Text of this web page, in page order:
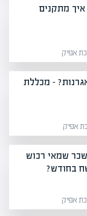
מתקנים
– מכללת
שמאי רכוש